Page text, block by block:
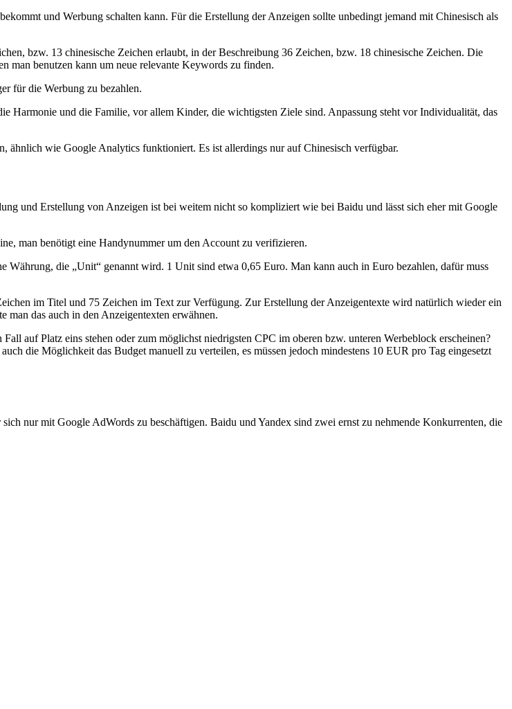
und Werbung schalten kann. Für die Erstellung der Anzeigen sollte unbedingt jemand mit Chinesisch als
bzw. 13 chinesische Zeichen erlaubt, in der Beschreibung 36 Zeichen, bzw. 18 chinesische Zeichen. Die
man benutzen kann um neue relevante Keywords zu finden.
für die Werbung zu bezahlen.
Harmonie und die Familie, vor allem Kinder, die wichtigsten Ziele sind. Anpassung steht vor Individualität, das
ähnlich wie Google Analytics funktioniert. Es ist allerdings nur auf Chinesisch verfügbar.
und Erstellung von Anzeigen ist bei weitem nicht so kompliziert wie bei Baidu und lässt sich eher mit Google
man benötigt eine Handynummer um den Account zu verifizieren.
die „Unit“ genannt wird. 1 Unit sind etwa 0,65 Euro. Man kann auch in Euro bezahlen, dafür muss
im Titel und 75 Zeichen im Text zur Verfügung. Zur Erstellung der Anzeigentexte wird natürlich wieder ein
man das auch in den Anzeigentexten erwähnen.
auf Platz eins stehen oder zum möglichst niedrigsten CPC im oberen bzw. unteren Werbeblock erscheinen?
die Möglichkeit das Budget manuell zu verteilen, es müssen jedoch mindestens 10 EUR pro Tag eingesetzt
nur mit Google AdWords zu beschäftigen. Baidu und Yandex sind zwei ernst zu nehmende Konkurrenten, die